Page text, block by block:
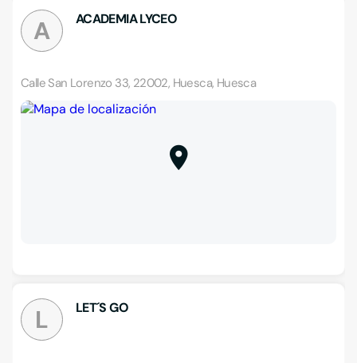
A ACADEMIA LYCEO
Calle San Lorenzo 33, 22002, Huesca, Huesca
L LET´S GO